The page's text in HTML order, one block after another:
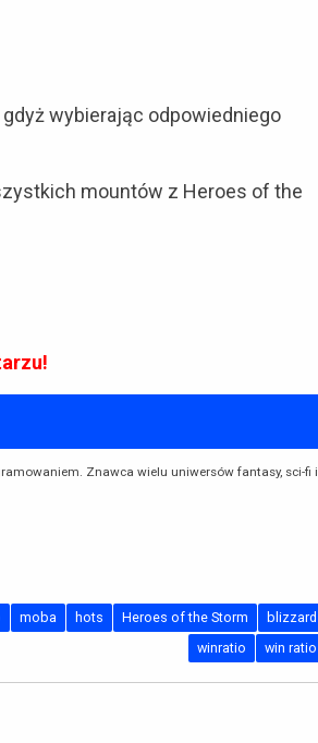
wybierając odpowiedniego
mountów z Heroes of the
Znawca wielu uniwersów fantasy, sci-fi i
blizzard
Heroes of the Storm
hots
moba
win ratio
winratio